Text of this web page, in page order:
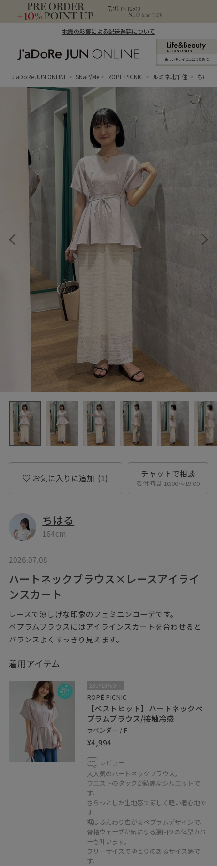
地震の影響による配送遅延について
ン オンライン）
新しいキレイと出合うために。
J'aDoRe JUN ONLINE SNaP/Me ROPÉ PICNIC ルミネ北千住 ちはる
お気に入りに追加 (1) チャットで相談
受付時間 10:00〜19:00
ちはる
164cm
2026.07.08
ハートネックブラウス×レースアイライ
ンスカート
レースで涼しげな印象のフェミニンコーデです。
ペプラムブラウスにはアイラインスカートを合わせると
バランスよくすっきり見えます。
着用アイテム
2BUY10%OFF
ROPÉ PICNIC
【ベストヒット】ハートネックペ
プラムブラウス/接触冷感
ラベンダー / F
¥4,994
レビュー
大人気のハートネックブラウス。
ウエストのタックが綺麗なシルエットで
す。
さらっとした生地感で涼しく軽い着心地で
す。
裾はふんわり広がるペプラムデザインで、
骨格ウェーブが気になる腰回りの体型カバ
ーも叶います。
フリーサイズでゆとりのあるサイズ感で
す。